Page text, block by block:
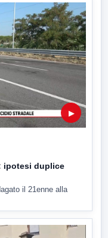
▶
ipotesi duplice
il 21enne alla